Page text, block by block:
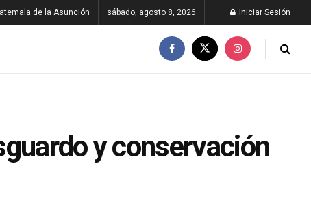
de la Asunción sábado, agosto 8, 2026 Iniciar Sesión
y conservación